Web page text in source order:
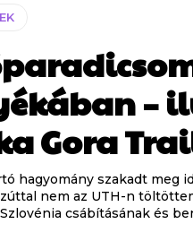
–
Gora
hagyomány szakadt meg
nem az UTH-n
csábításának és